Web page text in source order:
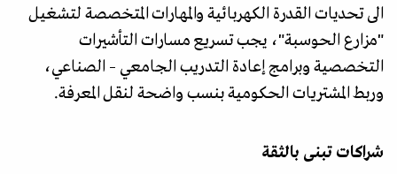
الى تحديات القدرة الكهربائية والمهارات المتخصصة لتشغيل
"مزارع الحوسبة"، يجب تسريع مسارات التأشيرات
التخصصية وبرامج إعادة التدريب الجامعي – الصناعي،
وربط المشتريات الحكومية بنسب واضحة لنقل المعرفة.
شراكات تبنى بالثقة